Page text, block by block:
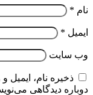
نام *
ایمیل *
وب‌ سایت
ذخیره نام،
دوباره دیدگاهی